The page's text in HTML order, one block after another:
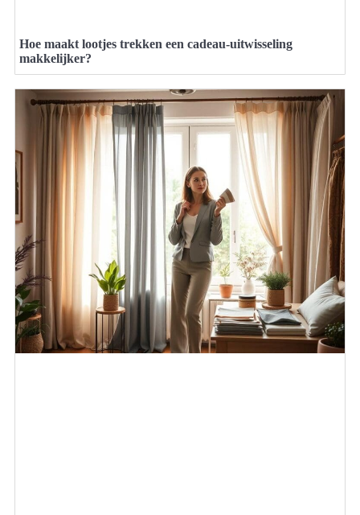
Hoe maakt lootjes trekken een cadeau-uitwisseling
makkelijker?